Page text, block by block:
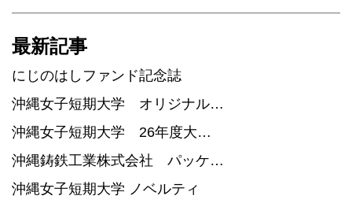
最新記事
にじのはしファンド記念誌
沖縄女子短期大学 オリジナル…
沖縄女子短期大学 26年度大…
沖縄鋳鉄工業株式会社 パッケ…
沖縄女子短期大学 ノベルティ